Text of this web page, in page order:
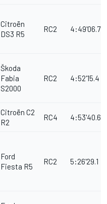
Citroën
DS3 R5
RC2 4:49'06.7
Škoda
Fabia
S2000
RC2 4:52'15.4
Citroën C2
R2
RC4 4:53'40.6
Ford
Fiesta R5
RC2 5:26'29.1